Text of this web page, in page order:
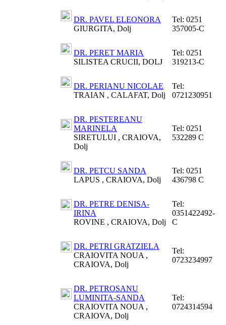
DR. PAVEL ELEONORA
GIURGITA, Dolj
Tel: 0251
357005-C
DR. PERET MARIA
SILISTEA CRUCII, DOLJ
Tel: 0251
319213-C
DR. PERIANU NICOLAE
TRAIAN , CALAFAT, Dolj
Tel:
0721230951
DR. PESTEREANU
MARINELA
SIRETULUI , CRAIOVA,
Dolj
Tel: 0251
532289 C
DR. PETCU SANDA
LAPUS , CRAIOVA, Dolj
Tel: 0251
436798 C
DR. PETRE DENISA-
IRINA
ROVINE , CRAIOVA, Dolj
Tel:
0351422492-
C
DR. PETRI GRATZIELA
CRAIOVITA NOUA ,
CRAIOVA, Dolj
Tel:
0723234997
DR. PETROSANU
LUMINITA-SANDA
CRAIOVITA NOUA ,
CRAIOVA, Dolj
Tel:
0724314594